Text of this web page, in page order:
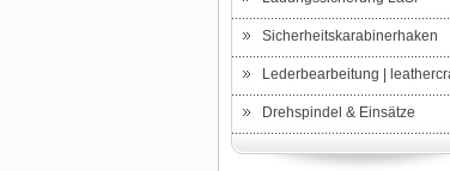
Sicherheitskarabinerhaken
Lederbearbeitung |
Drehspindel & Einsätze